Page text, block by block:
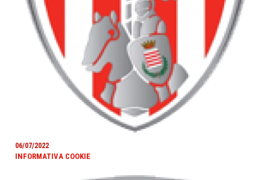
06/07/2022
INFORMATIVA COOKIE